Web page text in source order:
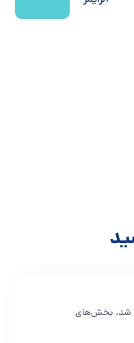
شد. بخش‌های